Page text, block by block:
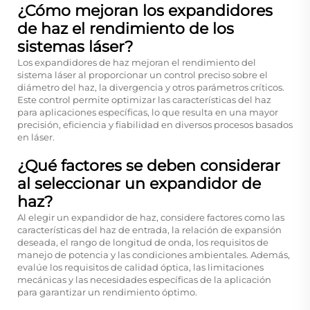
¿Cómo mejoran los expandidores
de haz el rendimiento de los
sistemas láser?
Los expandidores de haz mejoran el rendimiento del
sistema láser al proporcionar un control preciso sobre el
diámetro del haz, la divergencia y otros parámetros críticos.
Este control permite optimizar las características del haz
para aplicaciones específicas, lo que resulta en una mayor
precisión, eficiencia y fiabilidad en diversos procesos basados
en láser.
¿Qué factores se deben considerar
al seleccionar un expandidor de
haz?
Al elegir un expandidor de haz, considere factores como las
características del haz de entrada, la relación de expansión
deseada, el rango de longitud de onda, los requisitos de
manejo de potencia y las condiciones ambientales. Además,
evalúe los requisitos de calidad óptica, las limitaciones
mecánicas y las necesidades específicas de la aplicación
para garantizar un rendimiento óptimo.